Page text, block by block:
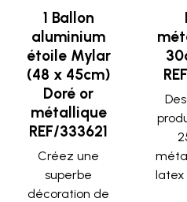
1 Ballon
aluminium
étoile Mylar
(48 x 45cm)
Doré or
métallique
REF/333621
Créez une
superbe
décoration de
latex